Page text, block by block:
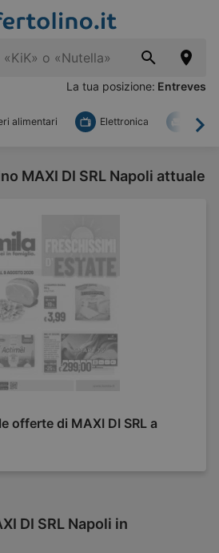
La tua posizione: Entreves
alimentari Elettronica Fai
MAXI DI SRL Napoli attuale
offerte di MAXI DI SRL a
DI SRL Napoli in